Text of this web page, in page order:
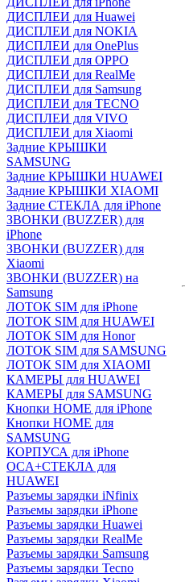
ДИСПЛЕИ для Huawei
ДИСПЛЕИ для NOKIA
ДИСПЛЕИ для OnePlus
ДИСПЛЕИ для OPPO
ДИСПЛЕИ для RealMe
ДИСПЛЕИ для Samsung
ДИСПЛЕИ для TECNO
ДИСПЛЕИ для VIVO
ДИСПЛЕИ для Xiaomi
Задние КРЫШКИ
SAMSUNG
Задние КРЫШКИ HUAWEI
Задние КРЫШКИ XIAOMI
Задние СТЕКЛА для iPhone
ЗВОНКИ (BUZZER) для
iPhone
ЗВОНКИ (BUZZER) для
Xiaomi
ЗВОНКИ (BUZZER) на
Samsung
ЛОТОК SIM для iPhone
ЛОТОК SIM для HUAWEI
ЛОТОК SIM для Honor
ЛОТОК SIM для SAMSUNG
ЛОТОК SIM для XIAOMI
КАМЕРЫ для HUAWEI
КАМЕРЫ для SAMSUNG
Кнопки HOME для iPhone
Кнопки HOME для
SAMSUNG
КОРПУСА для iPhone
OCA+СТЕКЛА для
HUAWEI
Разъемы зарядки iNfinix
Разъемы зарядки iPhone
Разъемы зарядки Huawei
Разъемы зарядки RealMe
Разъемы зарядки Samsung
Разъемы зарядки Tecno